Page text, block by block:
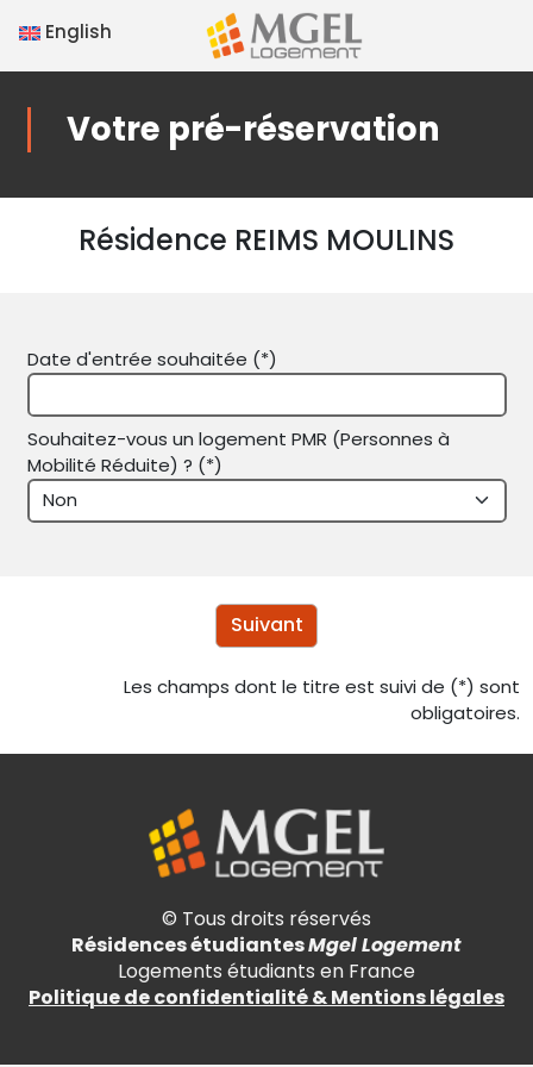
English
Votre pré-réservation
Résidence REIMS MOULINS
Date d'entrée souhaitée (*)
Souhaitez-vous un logement PMR (Personnes à
Mobilité Réduite) ? (*)
Suivant
Les champs dont le titre est suivi de (*) sont
obligatoires.
© Tous droits réservés
Résidences étudiantesMgel Logement
Logements étudiants en France
Politique de confidentialité & Mentions légales